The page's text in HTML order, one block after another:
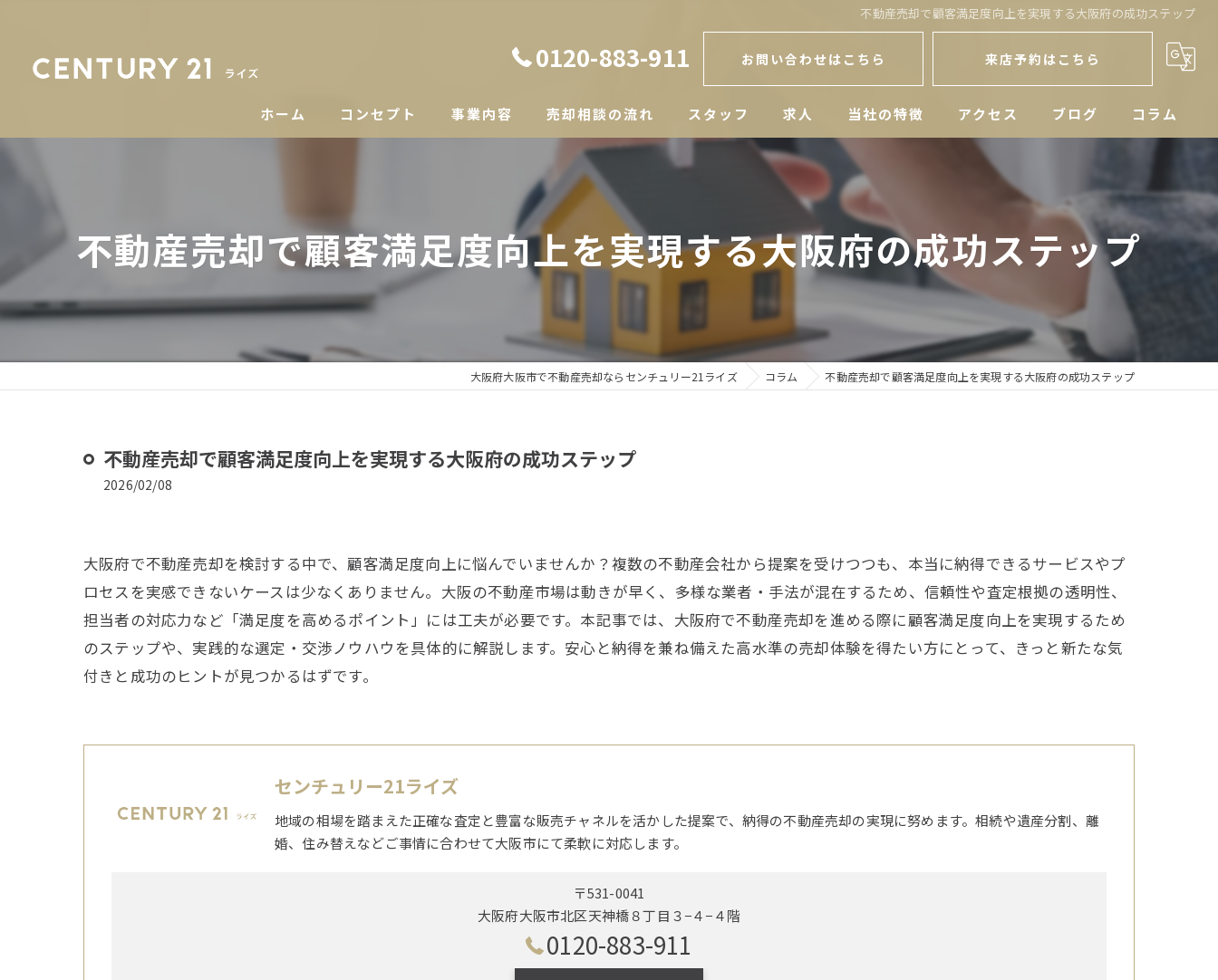
不動産売却で顧客満足度向上を実現する大阪府の成功ステップ
0120-883-911 お問い合わせはこちら 来店予約はこちら
ホーム コンセプト 事業内容 売却相談の流れ スタッフ 求人 当社の特徴
戸建
空き家
マンション
相続
アクセス ブログ コラム
不動産売却で顧客満足度向上を実現する大阪府の成功ステップ
大阪府大阪市で不動産売却ならセンチュリー21ライズ コラム 不動産売却で顧客満足度向上を実現する大阪府の成功ステップ
不動産売却で顧客満足度向上を実現する大阪府の成功ステップ
2026/02/08
大阪府で不動産売却を検討する中で、顧客満足度向上に悩んでいませんか？複数の不動産会社から提案を受けつつも、本当に納得できるサービスやプ
ロセスを実感できないケースは少なくありません。大阪の不動産市場は動きが早く、多様な業者・手法が混在するため、信頼性や査定根拠の透明性、
担当者の対応力など「満足度を高めるポイント」には工夫が必要です。本記事では、大阪府で不動産売却を進める際に顧客満足度向上を実現するため
のステップや、実践的な選定・交渉ノウハウを具体的に解説します。安心と納得を兼ね備えた高水準の売却体験を得たい方にとって、きっと新たな気
付きと成功のヒントが見つかるはずです。
センチュリー21ライズ
地域の相場を踏まえた正確な査定と豊富な販売チャネルを活かした提案で、納得の不動産売却の実現に努めます。相続や遺産分割、離
婚、住み替えなどご事情に合わせて大阪市にて柔軟に対応します。
〒531-0041
大阪府大阪市北区天神橋８丁目３−４−４階
0120-883-911